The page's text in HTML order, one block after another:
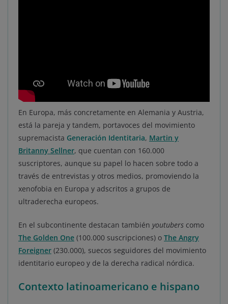
En Europa, más concretamente en Alemania y Austria,
está la pareja y tandem, portavoces del movimiento
supremacista Generación Identitaria, Martin y
Britanny Sellner, que cuentan con 160.000
suscriptores, aunque su papel lo hacen sobre todo a
través de entrevistas y otros medios, promoviendo la
xenofobia en Europa y adscritos a grupos de
ultraderecha europeos.
En el subcontinente destacan también youtubers como
The Golden One (100.000 suscripciones) o The Angry
Foreigner (230.000), suecos seguidores del movimiento
identitario europeo y de la derecha radical nórdica.
Contexto latinoamericano e hispano